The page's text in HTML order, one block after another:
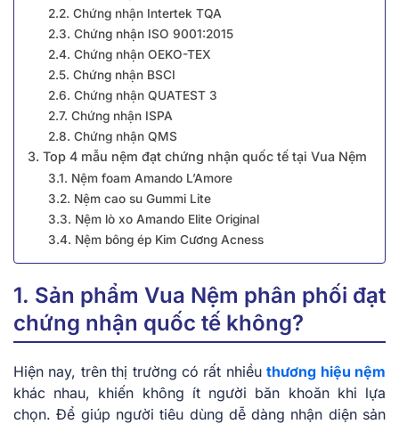
2.2. Chứng nhận Intertek TQA
2.3. Chứng nhận ISO 9001:2015
2.4. Chứng nhận OEKO-TEX
2.5. Chứng nhận BSCI
2.6. Chứng nhận QUATEST 3
2.7. Chứng nhận ISPA
2.8. Chứng nhận QMS
3. Top 4 mẫu nệm đạt chứng nhận quốc tế tại Vua Nệm
3.1. Nệm foam Amando L’Amore
3.2. Nệm cao su Gummi Lite
3.3. Nệm lò xo Amando Elite Original
3.4. Nệm bông ép Kim Cương Acness
1. Sản phẩm Vua Nệm phân phối đạt
chứng nhận quốc tế không?
Hiện nay, trên thị trường có rất nhiềuthương hiệu nệm
khác nhau, khiến không ít người băn khoăn khi lựa
chọn. Để giúp người tiêu dùng dễ dàng nhận diện sản